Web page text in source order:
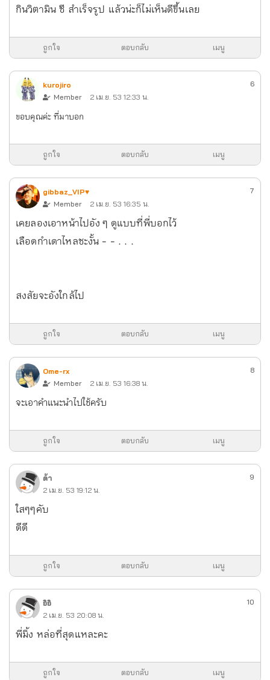
กินวิตามิน ซี สำเร็จรูป แล้วน่ะก็ไม่เห็นดีขึ้นเลย
ถูกใจ ตอบกลับ เมนู
kurojiro
Member
2 เม.ย. 53 12:33 น.
6
ขอบคุณค่ะ ที่มาบอก
ถูกใจ ตอบกลับ เมนู
gibbaz_VIP♥
Member
2 เม.ย. 53 16:35 น.
7
เคยลองเอาหน้าไปอัง ๆ ดูแบบที่พี่บอกไว้
เลือดกำเดาไหลซะงั้น - - . . .
สงสัยจะอังใกล้ไป
ถูกใจ ตอบกลับ เมนู
Ome-rx
Member
2 เม.ย. 53 16:38 น.
8
จะเอาคำแนะนำไปใช้ครับ
ถูกใจ ตอบกลับ เมนู
ด้า
2 เม.ย. 53 19:12 น.
9
ใสๆๆคับ
ดีดี
ถูกใจ ตอบกลับ เมนู
อิอิ
2 เม.ย. 53 20:08 น.
10
พี่มิ้ง หล่อที่สุดแหละคะ
ถูกใจ ตอบกลับ เมนู